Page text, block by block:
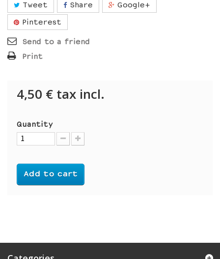
Tweet Share
Google+
Pinterest
Send to a friend
Print
4,50 € tax incl.
Quantity
Add to cart